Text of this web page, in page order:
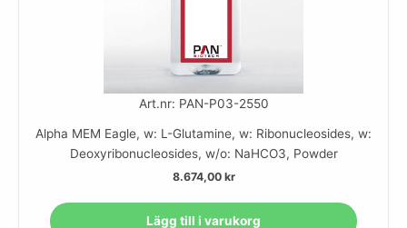
Art.nr: PAN-P03-2550
Alpha MEM Eagle, w: L-Glutamine, w: Ribonucleosides, w:
Deoxyribonucleosides, w/o: NaHCO3, Powder
8.674,00 kr
Lägg till i varukorg